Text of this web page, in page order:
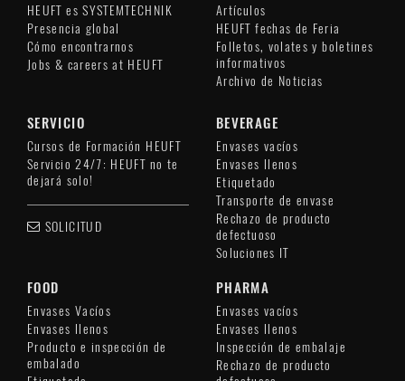
HEUFT es SYSTEMTECHNIK
Presencia global
Cómo encontrarnos
Jobs & careers at HEUFT
Artículos
HEUFT fechas de Feria
Folletos, volates y boletines
informativos
Archivo de Noticias
SERVICIO
Cursos de Formación HEUFT
Servicio 24/7: HEUFT no te
dejará solo!
SOLICITUD
BEVERAGE
Envases vacíos
Envases llenos
Etiquetado
Transporte de envase
Rechazo de producto
defectuoso
Soluciones IT
FOOD
Envases Vacíos
Envases llenos
Producto e inspección de
embalado
PHARMA
Envases vacíos
Envases llenos
Inspección de embalaje
Rechazo de producto